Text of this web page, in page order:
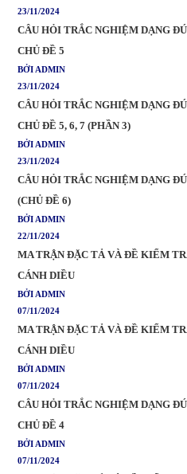
23/11/2024
CÂU HỎI TRẮC NGHIỆM DẠNG
CHỦ ĐỀ 5
BỞI ADMIN
23/11/2024
CÂU HỎI TRẮC NGHIỆM DẠNG
CHỦ ĐỀ 5, 6, 7 (PHẦN 3)
BỞI ADMIN
23/11/2024
CÂU HỎI TRẮC NGHIỆM DẠNG
(CHỦ ĐỀ 6)
BỞI ADMIN
22/11/2024
MA TRẬN ĐẶC TẢ VÀ ĐỀ KIỂM
CÁNH DIỀU
BỞI ADMIN
07/11/2024
MA TRẬN ĐẶC TẢ VÀ ĐỀ KIỂM
CÁNH DIỀU
BỞI ADMIN
07/11/2024
CÂU HỎI TRẮC NGHIỆM DẠNG
CHỦ ĐỀ 4
BỞI ADMIN
07/11/2024